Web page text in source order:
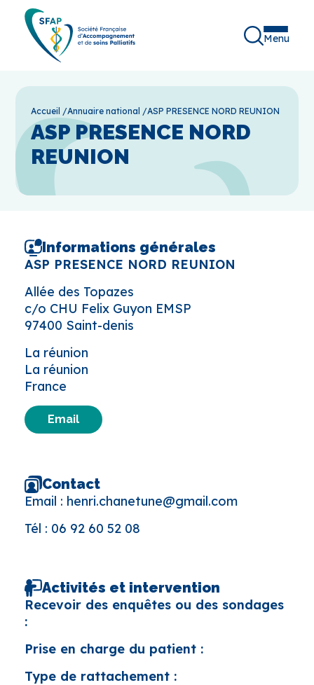
Menu
Accueil /Annuaire national /ASP PRESENCE NORD REUNION
ASP PRESENCE NORD
REUNION
Informations générales
ASP PRESENCE NORD REUNION
Allée des Topazes
c/o CHU Felix Guyon EMSP
97400 Saint-denis
La réunion
La réunion
France
Email
Contact
Email : henri.chanetune@gmail.com
Tél : 06 92 60 52 08
Activités et intervention
Recevoir des enquêtes ou des sondages
:
Prise en charge du patient :
Type de rattachement :